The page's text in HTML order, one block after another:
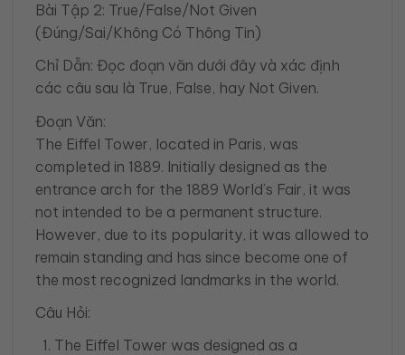
Bài Tập 2: True/False/Not Given
(Đúng/Sai/Không Có Thông Tin)
Chỉ Dẫn: Đọc đoạn văn dưới đây và xác định
các câu sau là True, False, hay Not Given.
Đoạn Văn:
The Eiffel Tower, located in Paris, was
completed in 1889. Initially designed as the
entrance arch for the 1889 World’s Fair, it was
not intended to be a permanent structure.
However, due to its popularity, it was allowed to
remain standing and has since become one of
the most recognized landmarks in the world.
Câu Hỏi:
The Eiffel Tower was designed as a